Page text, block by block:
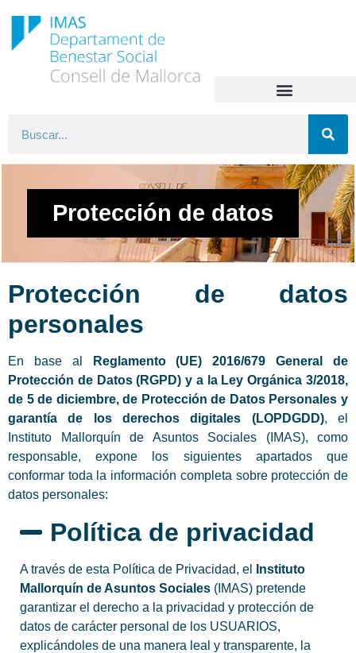
Protección de datos
Protección de datos
personales
En base al
Reglamento (UE) 2016/679 General de
Protección de Datos (RGPD) y a la Ley Orgánica 3/2018,
de 5 de diciembre, de Protección de Datos Personales y
garantía de los derechos digitales (LOPDGDD), el
Instituto Mallorquín de Asuntos Sociales (IMAS), como
responsable, expone los siguientes apartados que
conformar toda la información completa sobre protección de
datos personales:
Política de privacidad
A través de esta Política de Privacidad, el
Instituto
Mallorquín de Asuntos Sociales (IMAS) pretende
garantizar el derecho a la privacidad y protección de
datos de carácter personal de los USUARIOS,
explicándoles de una manera leal y transparente, la